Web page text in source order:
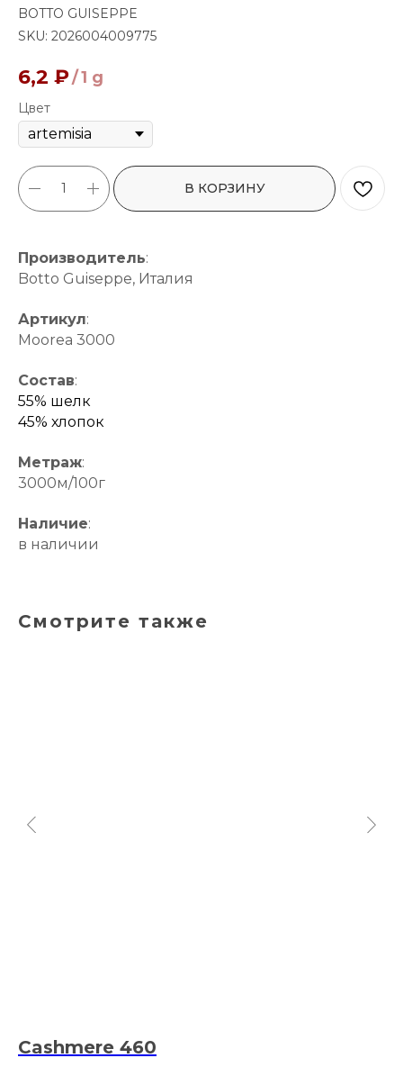
BOTTO GUISEPPE
SKU: 2026004009775
6,2 ₽/1 g
Цвет
В КОРЗИНУ
Производитель:
Botto Guiseppe, Италия
Артикул:
Moorea 3000
Состав:
55% шелк
45% хлопок
Метраж:
3000м/100г
Наличие:
в наличии
Смотрите также
Cashmere 460